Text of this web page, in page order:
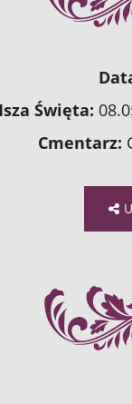
Święta:
Cmentarz: